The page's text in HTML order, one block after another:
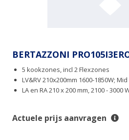
BERTAZZONI
5 kookzones, incl 2 Flexzones
LV&RV 210x200mm 1600-1850W;
LA en RA 210 x 200 mm, 2100 - 3000
Actuele prijs aanvragen